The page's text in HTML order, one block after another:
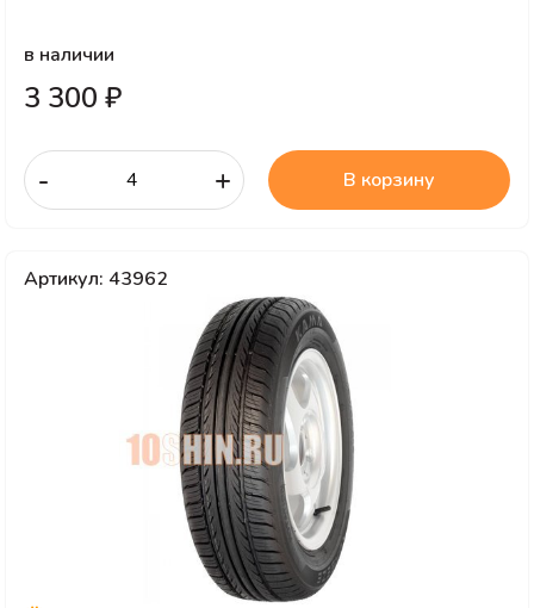
в наличии
3 300 ₽
- + В корзину
Артикул: 43962